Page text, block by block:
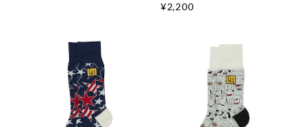
¥2,200